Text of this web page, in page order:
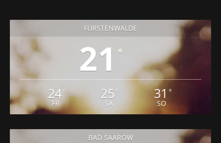
FÜRSTENWALDE
21 °
24°
FR
25 °
SA
31 °
SO
BAD SAAROW